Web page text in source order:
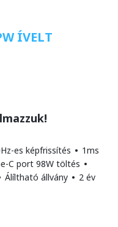
ÍVELT
es képfrissítés • 1ms
C port 98W töltés •
Álíltható állvány • 2 év